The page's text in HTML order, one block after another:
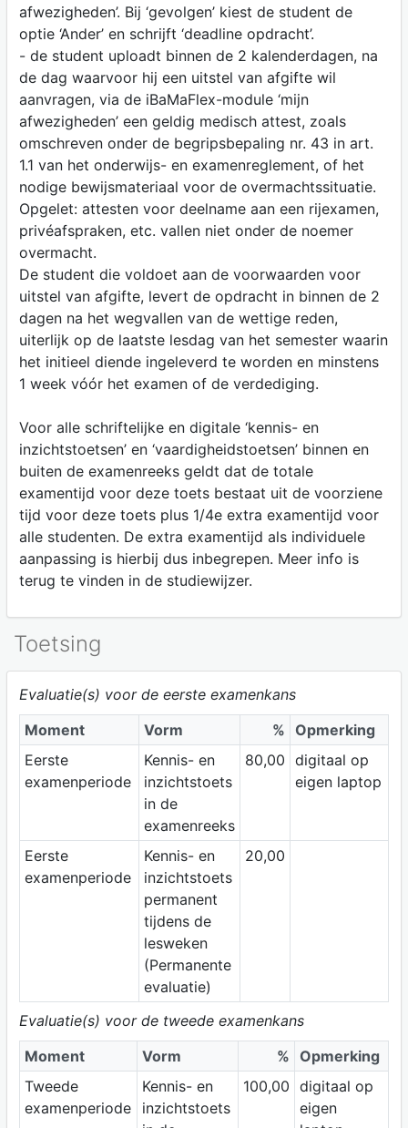
afwezigheden’. Bij ‘gevolgen’ kiest de student de
optie ‘Ander’ en schrijft ‘deadline opdracht’.
- de student uploadt binnen de 2 kalenderdagen, na
de dag waarvoor hij een uitstel van afgifte wil
aanvragen, via de iBaMaFlex-module ‘mijn
afwezigheden’ een geldig medisch attest, zoals
omschreven onder de begripsbepaling nr. 43 in art.
1.1 van het onderwijs- en examenreglement, of het
nodige bewijsmateriaal voor de overmachtssituatie.
Opgelet: attesten voor deelname aan een rijexamen,
privéafspraken, etc. vallen niet onder de noemer
overmacht.
De student die voldoet aan de voorwaarden voor
uitstel van afgifte, levert de opdracht in binnen de 2
dagen na het wegvallen van de wettige reden,
uiterlijk op de laatste lesdag van het semester waarin
het initieel diende ingeleverd te worden en minstens
1 week vóór het examen of de verdediging.
Voor alle schriftelijke en digitale ‘kennis- en
inzichtstoetsen’ en ‘vaardigheidstoetsen’ binnen en
buiten de examenreeks geldt dat de totale
examentijd voor deze toets bestaat uit de voorziene
tijd voor deze toets plus 1/4e extra examentijd voor
alle studenten. De extra examentijd als individuele
aanpassing is hierbij dus inbegrepen. Meer info is
terug te vinden in de studiewijzer.
Toetsing
Evaluatie(s) voor de eerste examenkans
Moment
Vorm % Opmerking
Eerste
examenperiode
Kennis- en
inzichtstoets
in de
examenreeks
80,00 digitaal op
eigen laptop
Eerste
examenperiode
Kennis- en
inzichtstoets
permanent
tijdens de
lesweken
(Permanente
evaluatie)
20,00
Evaluatie(s) voor de tweede examenkans
Moment
Vorm % Opmerking
Tweede
examenperiode
Kennis- en
inzichtstoets
100,00 digitaal op
eigen